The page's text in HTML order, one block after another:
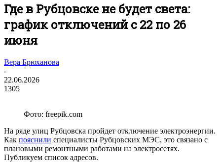
Где в Рубцовске не будет света:
график отключений с 22 по 26
июня
Вера Брюханова
-
22.06.2026
1305
Фото: freepik.com
На ряде улиц Рубцовска пройдет отключение электроэнергии.
Как пояснили специалисты Рубцовских МЭС, это связано с
плановыми ремонтными работами на электросетях.
Публикуем список адресов.